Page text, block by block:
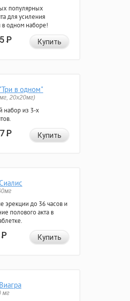
популярных
для усиления
в одном наборе!
Р Купить
в одном"
20x20мг)
набор из 3-х
Р Купить
эрекции до 36 часов и
полового акта в
Р Купить
мг